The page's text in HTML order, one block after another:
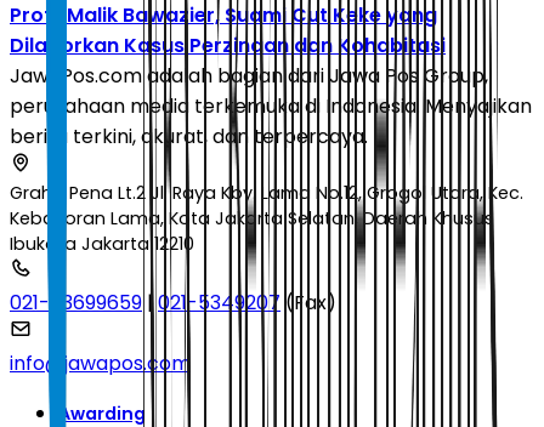
Profil Malik Bawazier, Suami Cut Keke yang
Dilaporkan Kasus Perzinaan dan Kohabitasi
JawaPos.com adalah bagian dari Jawa Pos Group,
perusahaan media terkemuka di Indonesia. Menyajikan
berita terkini, akurat, dan terpercaya.
Graha Pena Lt.2 Jl. Raya Kby. Lama No.12, Grogol Utara, Kec.
Kebayoran Lama, Kota Jakarta Selatan, Daerah Khusus
Ibukota Jakarta 12210
021-53699659 |021-5349207 (Fax)
info@jawapos.com
Awarding